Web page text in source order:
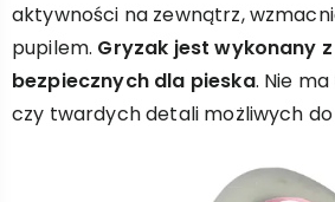
aktywności na zewnątrz,
pupilem. Gryzak jest wykonany
bezpiecznych dla pieska. Nie
czy twardych detali możliwych do